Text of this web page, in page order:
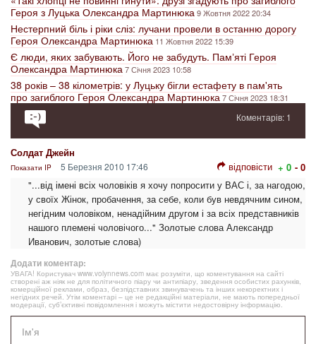
Героя з Луцька Олександра Мартинюка9 Жовтня 2022 20:34
Нестерпний біль і ріки сліз: лучани провели в останню дорогу
Героя Олександра Мартинюка 11 Жовтня 2022 15:39
Є люди, яких забувають. Його не забудуть. Памʼяті Героя
Олександра Мартинюка7 Січня 2023 10:58
38 років – 38 кілометрів: у Луцьку бігли естафету в пам'ять
про загиблого Героя Олександра Мартинюка7 Січня 2023 18:31
Коментарів: 1
Солдат Джейн
Показати IP 5 Березня 2010 17:46 відповісти + 0 - 0
"...від імені всіх чоловіків я хочу попросити у ВАС і, за нагодою,
у своїх Жінок, пробачення, за себе, коли був невдячним сином,
негідним чоловіком, ненадійним другом і за всіх представників
нашого племені чоловічого..." Золотые слова Александр
Иванович, золотые слова)
Додати коментар:
УВАГА! Користувач www.volynnews.com має розуміти, що коментування на сайті
створені аж ніяк не для політичного піару чи антипіару, зведення особистих рахунків,
комерційної реклами, образ, безпідставних звинувачень та інших некоректних і
негідних речей. Утім коментарі – це не редакційні матеріали, не мають попередньої
модерації, суб’єктивні повідомлення і можуть містити недостовірну інформацію.